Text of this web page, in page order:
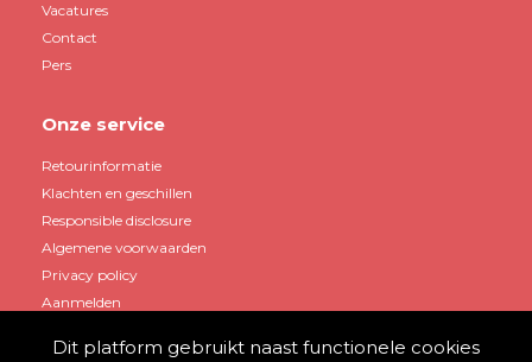
Vacatures
Contact
Pers
Onze service
Retourinformatie
Klachten en geschillen
Responsible disclosure
Algemene voorwaarden
Privacy policy
Aanmelden
Dit platform gebruikt naast functionele cookies